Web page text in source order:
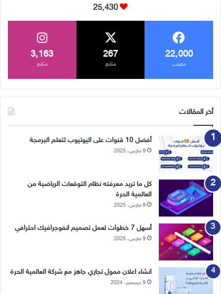
25٬430
22٬000
معجب
267
متابع
3٬163
متابع
أخر المقالات
أفضل 10 قنوات على اليوتيوب لتعلم البرمجة
9 مارس، 2025
كل ما تريد معرفته نظام التوقعات الرياضية من
العالمية الحرة
9 مارس، 2025
أسهل 7 خطوات لعمل تصميم انفوجرافيك احترافي
9 مارس، 2025
انشاء اعلان ممول تجاري جاهز مع شركة العالمية الحرة
9 ديسمبر، 2024